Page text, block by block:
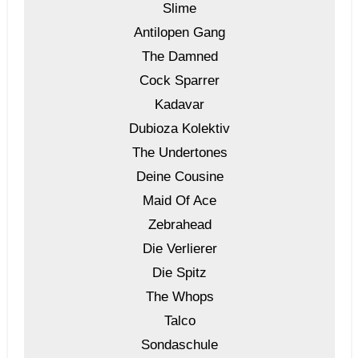
Slime
Antilopen Gang
The Damned
Cock Sparrer
Kadavar
Dubioza Kolektiv
The Undertones
Deine Cousine
Maid Of Ace
Zebrahead
Die Verlierer
Die Spitz
The Whops
Talco
Sondaschule